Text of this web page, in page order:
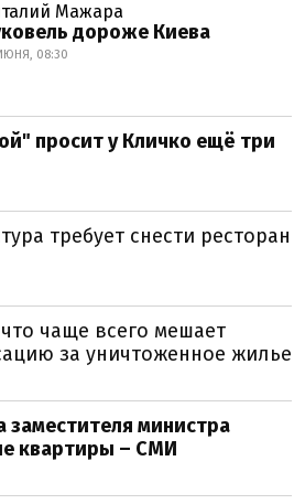
Мажара
дороже Киева
08:30
просит у Кличко ещё три
требует снести ресторан
чаще всего мешает
за уничтоженное жилье
заместителя министра
квартиры – СМИ